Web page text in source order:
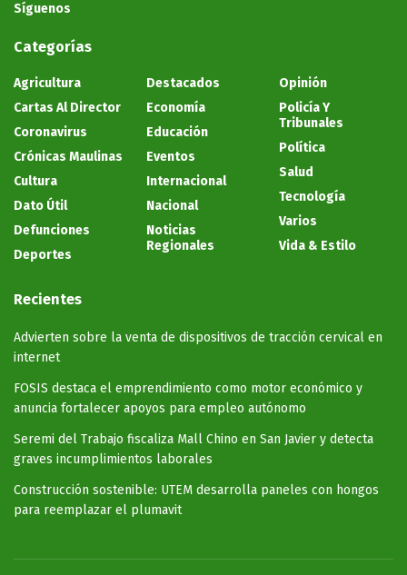
Síguenos
Categorías
Agricultura
Cartas Al Director
Coronavirus
Crónicas Maulinas
Cultura
Dato Útil
Defunciones
Deportes
Destacados
Economía
Educación
Eventos
Internacional
Nacional
Noticias
Regionales
Opinión
Policía Y
Tribunales
Política
Salud
Tecnología
Varios
Vida & Estilo
Recientes
Advierten sobre la venta de dispositivos de tracción cervical en
internet
FOSIS destaca el emprendimiento como motor económico y
anuncia fortalecer apoyos para empleo autónomo
Seremi del Trabajo fiscaliza Mall Chino en San Javier y detecta
graves incumplimientos laborales
Construcción sostenible: UTEM desarrolla paneles con hongos
para reemplazar el plumavit